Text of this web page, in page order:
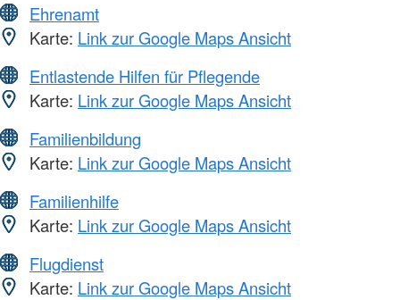
Ehrenamt
Karte: Link zur Google Maps Ansicht
Entlastende Hilfen für Pflegende
Karte: Link zur Google Maps Ansicht
Familienbildung
Karte: Link zur Google Maps Ansicht
Familienhilfe
Karte: Link zur Google Maps Ansicht
Flugdienst
Karte: Link zur Google Maps Ansicht